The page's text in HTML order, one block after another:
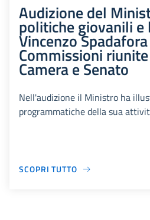
Audizione del
politiche giovanili
Vincenzo
Commissioni
Camera e Senato
Nell'audizione il Ministro ha
programmatiche della sua
SCOPRI TUTTO